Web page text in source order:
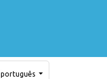
português